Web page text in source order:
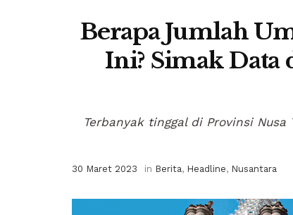
Berapa Jumlah
Ini? Simak
Terbanyak tinggal di Provinsi
30 Maret 2023 in Berita, Headline, Nusantara